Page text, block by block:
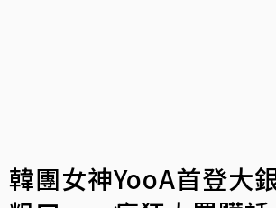
韓團女神YooA首登大